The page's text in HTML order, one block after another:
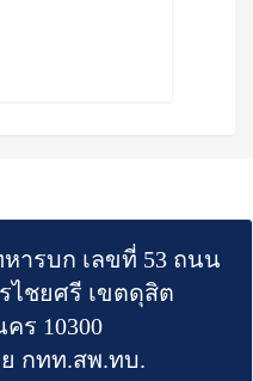
ารบก เลขที่ 53 ถนน
ชยศรี เขตดุสิต
ร 10300
กทท.สพ.ทบ.